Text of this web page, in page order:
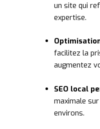
un site qui
expertise.
facilitez la
augmentez
SEO local
maximale
environs.